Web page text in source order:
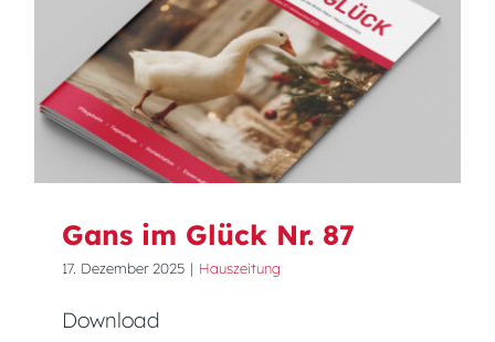
Gans im Glück Nr. 87
Gans im Glück Nr. 87
17. Dezember 2025 | Hauszeitung
Download